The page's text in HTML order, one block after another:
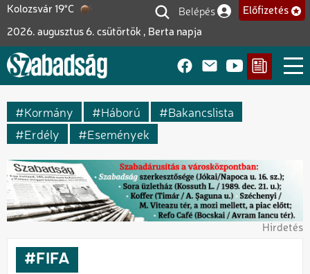
Ugrás
tartalomra
Kolozsvár 19°C
2026. augusztus 6. csütörtök , Berta napja
Felhasználói fiók
Belépés Előfizetés
Kormány Háború
Bakancslista
Erdély
Események
Hirdetés
FIFA